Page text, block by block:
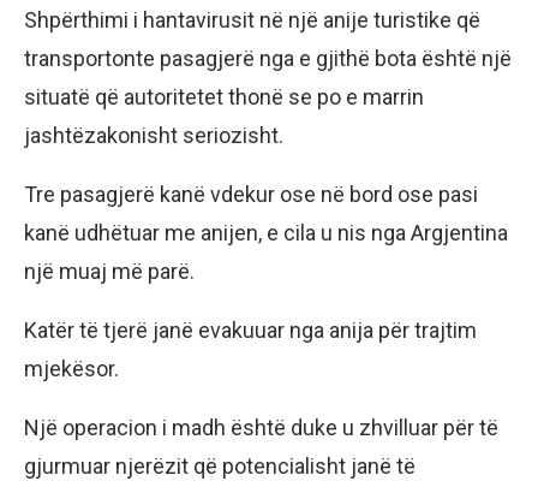
Shpërthimi i hantavirusit në një anije turistike që
transportonte pasagjerë nga e gjithë bota është një
situatë që autoritetet thonë se po e marrin
jashtëzakonisht seriozisht.
Tre pasagjerë kanë vdekur ose në bord ose pasi
kanë udhëtuar me anijen, e cila u nis nga Argjentina
një muaj më parë.
Katër të tjerë janë evakuuar nga anija për trajtim
mjekësor.
Një operacion i madh është duke u zhvilluar për të
gjurmuar njerëzit që potencialisht janë të